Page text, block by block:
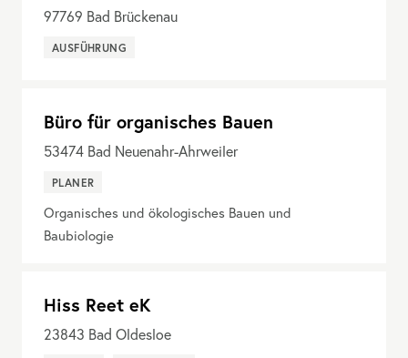
97769 Bad Brückenau
AUSFÜHRUNG
Büro für organisches Bauen
53474 Bad Neuenahr-Ahrweiler
PLANER
Organisches und ökologisches Bauen und
Baubiologie
Hiss Reet eK
23843 Bad Oldesloe